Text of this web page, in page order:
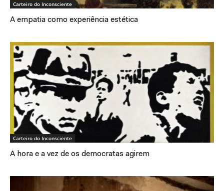
Carteiro do Inconsciente
A empatia como experiência estética
Carteiro do Inconsciente
A hora e a vez de os democratas agirem